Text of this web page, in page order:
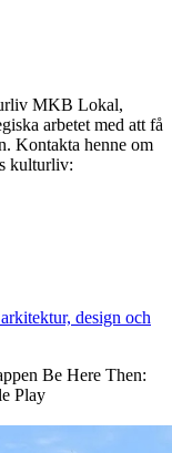
MKB Lokal,
arbetet med att få
Kontakta henne om
kulturliv:
design och
Be Here Then:
Play